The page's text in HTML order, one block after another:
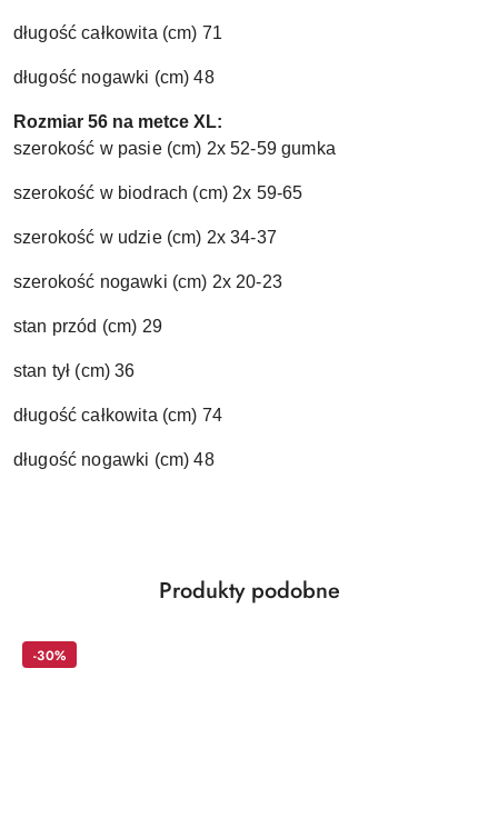
długość całkowita (cm) 71
długość nogawki (cm) 48
Rozmiar 56 na metce XL:
szerokość w pasie (cm) 2x 52-59 gumka
szerokość w biodrach (cm) 2x 59-65
szerokość w udzie (cm) 2x 34-37
szerokość nogawki (cm) 2x 20-23
stan przód (cm) 29
stan tył (cm) 36
długość całkowita (cm) 74
długość nogawki (cm) 48
Pomiń karuzelę produktów
Produkty
Produkty podobne
-30%